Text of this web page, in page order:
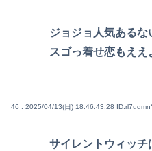
ジョジョ人気ある
スゴっ着せ恋もええ
46 : 2025/04/13(日) 18:46:43.28
サイレントウィッチ